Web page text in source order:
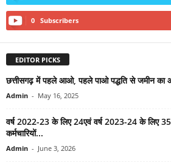
0 Subscribers
EDITOR PICKS
छत्तीसगढ़ में पहले आओ, पहले पाओ पद्धति से जमीन का
Admin - May 16, 2025
वर्ष 2022-23 के लिए 24एवं वर्ष 2023-24 के लिए 35
कर्मचारियों...
Admin - June 3, 2026